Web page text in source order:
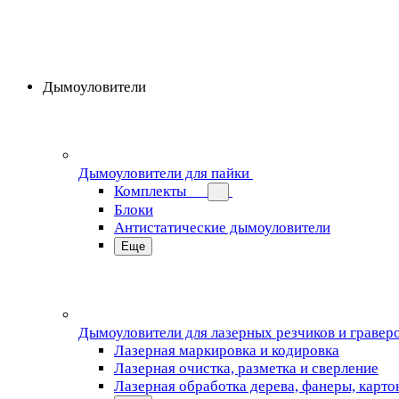
Дымоуловители
Дымоуловители для пайки
Комплекты
Блоки
Антистатические дымоуловители
Еще
Дымоуловители для лазерных резчиков и
Лазерная маркировка и кодировка
Лазерная очистка, разметка и сверление
Лазерная обработка дерева, фанеры,